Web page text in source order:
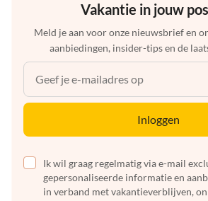
Vakantie in jouw
Meld je aan voor onze nieuwsbrief en
aanbiedingen, insider-tips en de
Inloggen
Ik wil graag regelmatig via e-mail
gepersonaliseerde informatie en
in verband met vakantieverblijven,